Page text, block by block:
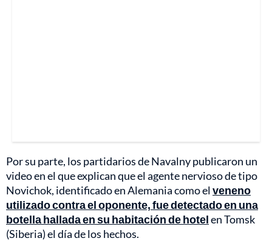
Por su parte, los partidarios de Navalny publicaron un
video en el que explican que el agente nervioso de tipo
Novichok, identificado en Alemania como elveneno
utilizado contra el oponente, fue detectado en una
botella hallada en su habitación de hotelen Tomsk
(Siberia) el día de los hechos.